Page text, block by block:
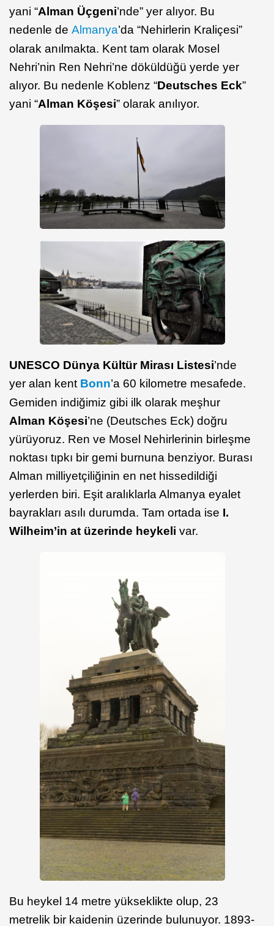
yani “Alman Üçgeni’nde” yer alıyor. Bu
nedenle de Almanya’da “Nehirlerin Kraliçesi”
olarak anılmakta. Kent tam olarak Mosel
Nehri’nin Ren Nehri’ne döküldüğü yerde yer
alıyor. Bu nedenle Koblenz “Deutsches Eck”
yani “Alman Köşesi” olarak anılıyor.
UNESCO Dünya Kültür Mirası Listesi’nde
yer alan kent Bonn’a 60 kilometre mesafede.
Gemiden indiğimiz gibi ilk olarak meşhur
Alman Köşesi’ne (Deutsches Eck) doğru
yürüyoruz. Ren ve Mosel Nehirlerinin birleşme
noktası tıpkı bir gemi burnuna benziyor. Burası
Alman milliyetçiliğinin en net hissedildiği
yerlerden biri. Eşit aralıklarla Almanya eyalet
bayrakları asılı durumda. Tam ortada ise I.
Wilheim’in at üzerinde heykeli var.
Bu heykel 14 metre yükseklikte olup, 23
metrelik bir kaidenin üzerinde bulunuyor. 1893-